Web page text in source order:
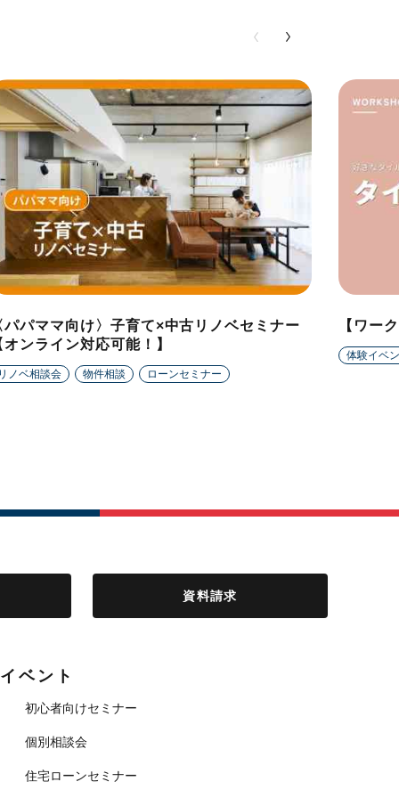
パパママ向け〉子育て×中古リノベセミナー
オンライン対応可能！】
リノベ相談会 物件相談 ローンセミナー
【ワー
体験イベ
資料請求
イベント
初心者向けセミナー
個別相談会
住宅ローンセミナー